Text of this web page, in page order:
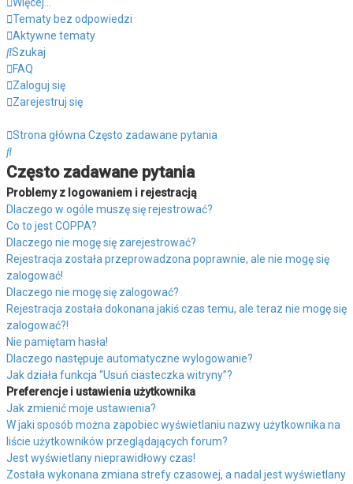
Tematy bez odpowiedzi
Aktywne tematy
Szukaj
FAQ
Zaloguj się
Zarejestruj się
Strona główna Często zadawane pytania
Szukaj
Często zadawane pytania
Problemy z logowaniem i rejestracją
Dlaczego w ogóle muszę się rejestrować?
Co to jest COPPA?
Dlaczego nie mogę się zarejestrować?
Rejestracja została przeprowadzona poprawnie, ale nie mogę się
zalogować!
Dlaczego nie mogę się zalogować?
Rejestracja została dokonana jakiś czas temu, ale teraz nie mogę się
zalogować?!
Nie pamiętam hasła!
Dlaczego następuje automatyczne wylogowanie?
Jak działa funkcja “Usuń ciasteczka witryny”?
Preferencje i ustawienia użytkownika
Jak zmienić moje ustawienia?
W jaki sposób można zapobiec wyświetlaniu nazwy użytkownika na
liście użytkowników przeglądających forum?
Jest wyświetlany nieprawidłowy czas!
Została wykonana zmiana strefy czasowej, a nadal jest wyświetlany